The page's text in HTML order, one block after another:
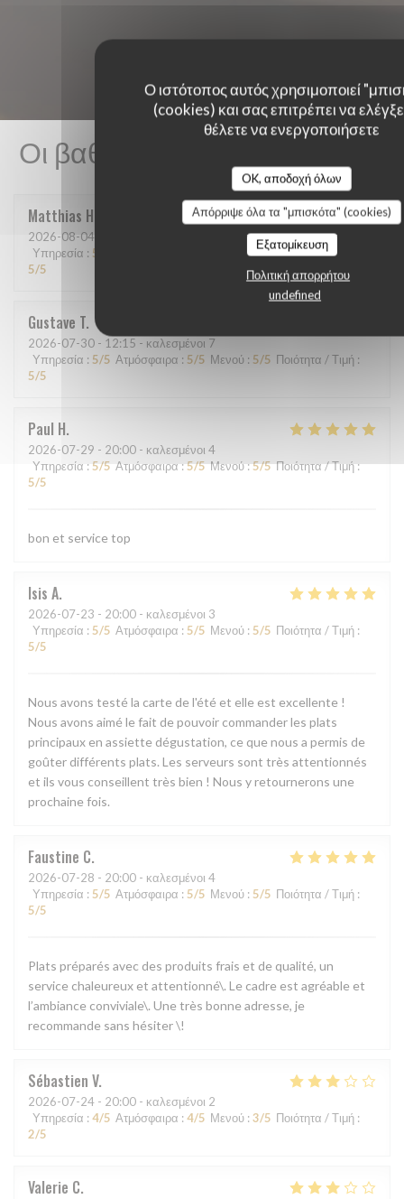
Ο ιστότοπος αυτός χρησιμοποιεί
(cookies) και σας επιτρέπει να
θέλετε να ενεργοποιήσετε
OK, αποδοχή όλων
Απόρριψε όλα τα "μπισκότα" (cookies)
Εξατομίκευση
Πολιτική απορρήτου
undefined
Οι βαθμολογίες πελατών μας
Matthias H
2026-08-04
Υπηρεσία : 5 :5/5 Ποιότητα / Τιμή
5/5
Gustave T
2026-07-30 - 12:15 - καλεσμένοι 7
Υπηρεσία : 5/5 Ατμόσφαιρα : 5/5 Μενού : 5/5 Ποιότητα / Τιμή :
5/5
Paul H
2026-07-29 - 20:00 - καλεσμένοι 4
Υπηρεσία : 5/5 Ατμόσφαιρα:5/5 Μενού:5/5 Ποιότητα / Τιμή:
5/5
bon et service top
Isis A
2026-07-23 - 20:00 - καλεσμένοι 3
Υπηρεσία : 5/5 Ατμόσφαιρα : 5/5 Μενού : 5/5 Ποιότητα / Τιμή :
5/5
Nous avons testé la carte de l'été et elle est excellente !
Nous avons aimé le fait de pouvoir commander les plats
principaux en assiette dégustation, ce que nous a permis de
goûter différents plats. Les serveurs sont très attentionnés
et ils vous conseillent très bien ! Nous y retournerons une
prochaine fois.
Faustine C
2026-07-28 - 20:00 - καλεσμένοι 4
Υπηρεσία : 5/5 Ατμόσφαιρα : 5/5 Μενού : 5/5 Ποιότητα / Τιμή :
5/5
Plats préparés avec des produits frais et de qualité, un
service chaleureux et attentionné\. Le cadre est agréable et
l’ambiance conviviale\. Une très bonne adresse, je
recommande sans hésiter \!
Sébastien V
2026-07-24 - 20:00 - καλεσμένοι 2
Υπηρεσία : 4/5 Ατμόσφαιρα : 4/5 Μενού : 3/5 Ποιότητα / Τιμή :
2/5
Valerie C